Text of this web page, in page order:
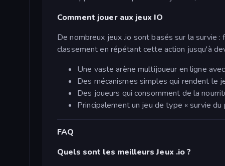
Comment jouer aux jeux IO
De nombreux jeux .io sont basés sur la survie
classement en répétant cette action jusqu'à
Une vaste arène multijoueur en ligne
Des mécanismes simples qui rendent le
Des joueurs qui consomment de la
Principalement un jeu de type « survie
FAQ
Quels sont les meilleurs Jeux .io ?